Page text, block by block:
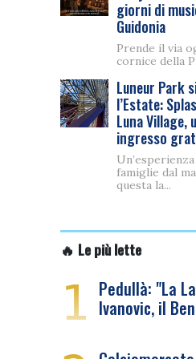
giorni di
Guidonia
Prende il via
cornice della
Luneur Park
l’Estate:
Luna Village,
ingresso
famiglie dal
questa la...
🔥 Le più lette
1 Pedullà: "La
Ivanovic, il